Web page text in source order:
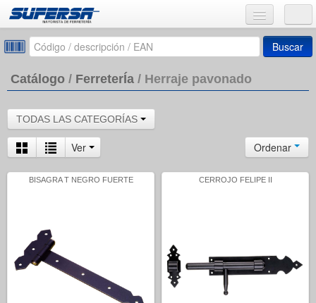
Buscar
Catálogo / FerreterÍa / Herraje pavonado
TODAS LAS CATEGORÍAS
Ver Ordenar
BISAGRA T NEGRO FUERTE CERROJO FELIPE II